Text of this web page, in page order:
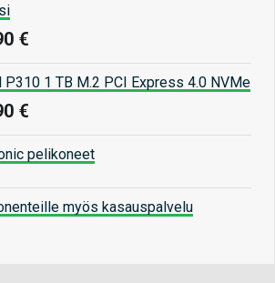
€
P310 1 TB M.2 PCI Express 4.0 NVMe
€
pelikoneet
myös kasauspalvelu